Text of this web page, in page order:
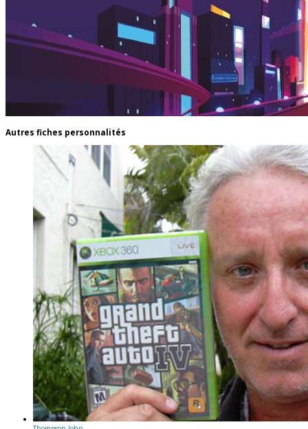
Autres fiches personnalités